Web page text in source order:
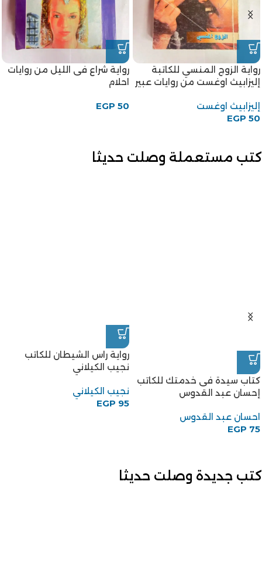
رواية الزوج المنسي للكاتبة
إليزابيث اوغست من روايات عبير
إليزابيث اوغست
EGP 50
رواية شراع فى الليل من روايات
احلام
EGP 50
كتب مستعملة وصلت حديثا
كتاب سيدة فى خدمتك للكاتب
إحسان عبد القدوس
احسان عبد القدوس
EGP 75
رواية راس الشيطان للكاتب
نجيب الكيلاني
نجيب الكيلاني
EGP 95
كتب جديدة وصلت حديثا